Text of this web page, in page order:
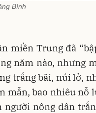
Bình
miền Trung đã
năm nào, nhưng
trắng bãi, núi lở,
mẫn, bao nhiêu nỗ
nông dân